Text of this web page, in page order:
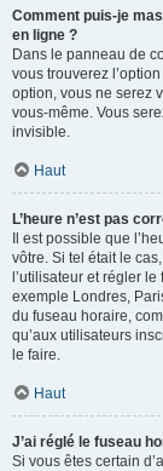
Comment puis-je
en ligne ?
Dans le panneau de
vous trouverez
option, vous ne serez
vous-même. Vous
invisible.
Haut
L’heure n’est pas
Il est possible que
vôtre. Si tel était le
l’utilisateur et régler
exemple Londres,
du fuseau horaire,
qu’aux utilisateurs
le faire.
Haut
J’ai réglé le fuseau
Si vous êtes certain